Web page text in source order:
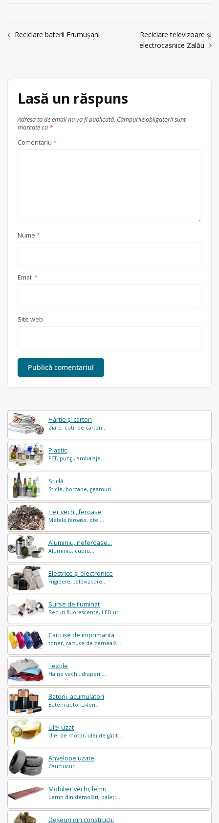
Hârtie și carton
Ziare, cutii de carton...
Plastic
PET, pungi, ambalaje...
Sticlă
Sticle, borcane, geamuri...
Fier vechi, feroase
Metale feroase, otel...
Aluminiu, neferoase...
Aluminiu, cupru...
Electrice și electronice
Frigidere, televizoare...
Surse de iluminat
Becuri fluorescente, LED-uri...
Cartușe de imprimantă
toner, cartușe de cerneală...
Textile
Haine vechi, draperii...
Baterii, acumulatori
Baterii auto, Li-Ion...
Ulei uzat
Ulei de motor, ulei de gătit...
Anvelope uzate
Cauciucuri...
Mobilier vechi, lemn
Lemn din demolări, paleți...
Deșeuri din construcții
0744.502.705; 0233/280.320 Email:
contact@giscom.roAsociat unic:
județul Neamț
Navigare
Reciclare baterii Frumușani
Reciclare televizoare și
electrocasnice Zalău
Lasă un răspuns
Adresa ta de email nu va fi publicată. Câmpurile obligatorii sunt
marcate cu *
Comentariu *
Nume *
Email *
Site web